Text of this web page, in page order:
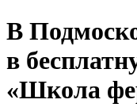
В
в
«Школа